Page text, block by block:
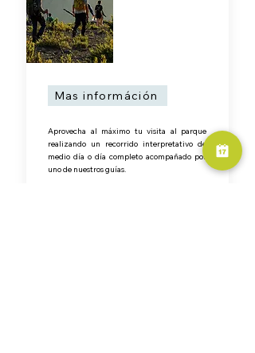
Mas információn
Aprovecha al máximo tu visita al parque
realizando un recorrido interpretativo de
medio día o día completo acompañado por
uno de nuestros guías.